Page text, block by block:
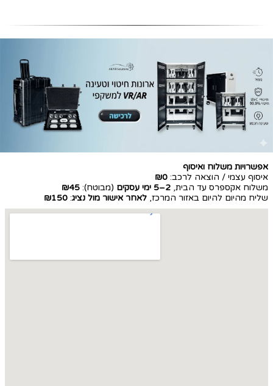
אפשרויות משלוח ואיסוף
איסוף עצמי / הוצאה לרכב: ₪0
משלוח אקספרס עד הבית, 2–5 ימי עסקים (מבוטח): ₪45
שליח מהיום להיום באזור המרכז, לאחר אישור מול נציג:
₪150